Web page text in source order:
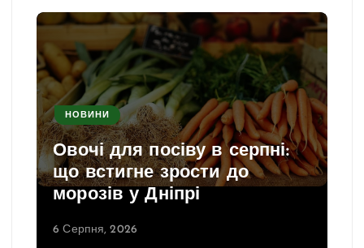
НОВИНИ
Овочі для посіву в серпні:
що встигне зрости до
морозів у Дніпрі
6 Серпня, 2026